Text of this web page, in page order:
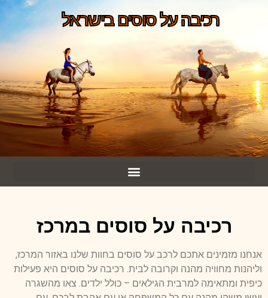
רכיבה על סוסים בישראל
רכיבה על סוסים במרכז
אנחנו מזמינים אתכם לרכב על סוסים בחוות שלנו באזור המרכז,
וליהנות מחוויה מהנה וקרובה לבית. רכיבה על סוסים היא פעילות
כיפית ומתאימה למרבית הגילאים – כולל ילדים. צאו מהשגרה